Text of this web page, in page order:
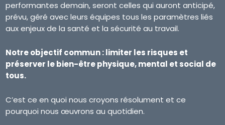
performantes demain, seront celles qui auront anticipé,
prévu, géré avec leurs équipes tous les paramètres liés
aux enjeux de la santé et la sécurité au travail.
Notre objectif commun : limiter les risques et
préserver le bien-être physique, mental et social de
tous.
C’est ce en quoi nous croyons résolument et ce
pourquoi nous œuvrons au quotidien.